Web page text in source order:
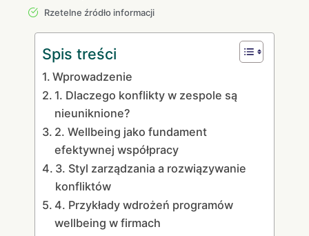
Rzetelne źródło informacji
Spis treści
Wprowadzenie
1. Dlaczego konflikty w zespole są
nieuniknione?
2. Wellbeing jako fundament
efektywnej współpracy
3. Styl zarządzania a rozwiązywanie
konfliktów
4. Przykłady wdrożeń programów
wellbeing w firmach